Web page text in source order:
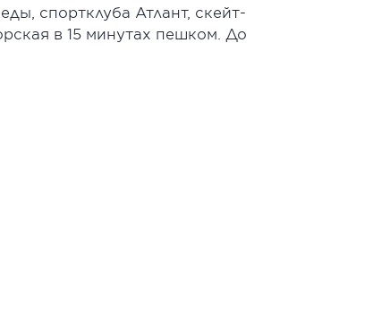
спортклуба Атлант, скейт-
в 15 минутах пешком. До